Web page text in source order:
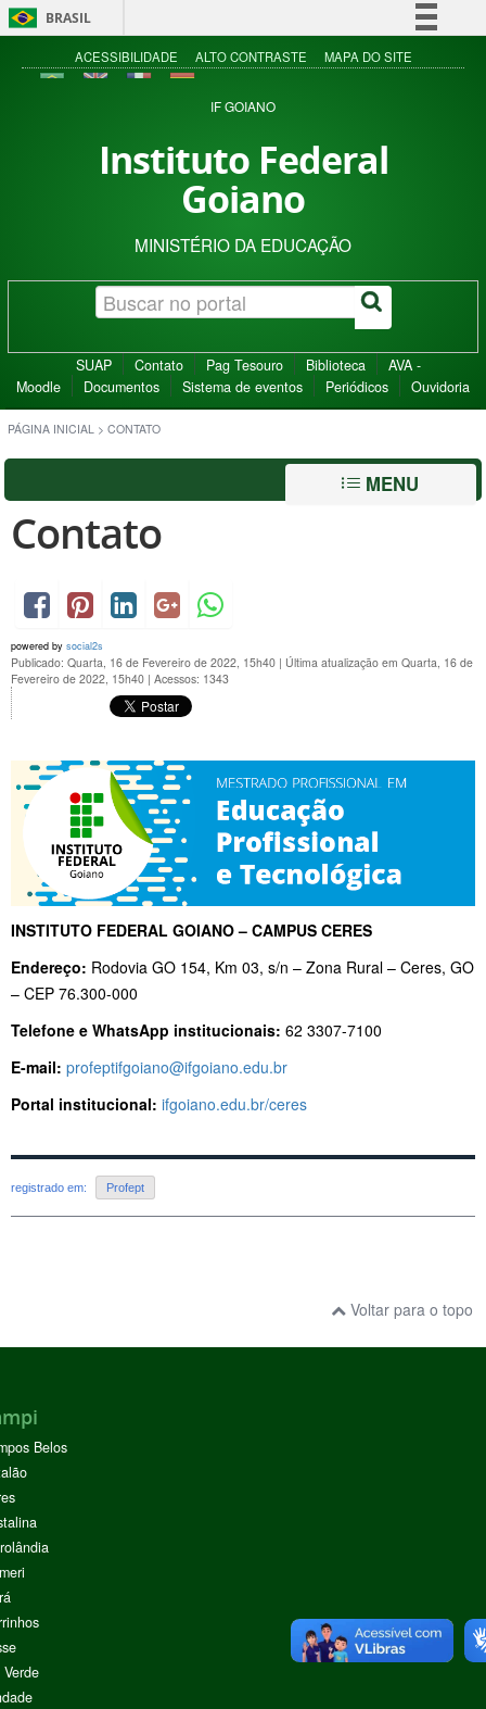
BRASIL
Simplifique!
Acesso à informação
ACESSIBILIDADE ALTO CONTRASTE MAPA DO SITE
IF GOIANO
Instituto Federal
Goiano
MINISTÉRIO DA EDUCAÇÃO
SUAP Contato Pag Tesouro Biblioteca
AVA -
Moodle
Documentos Sistema de eventos Periódicos Ouvidoria
PÁGINA INICIAL > CONTATO
MENU
Contato
powered by social2s
Publicado: Quarta, 16 de Fevereiro de 2022, 15h40 | Última atualização em Quarta, 16 de
Fevereiro de 2022, 15h40 | Acessos: 1343
INSTITUTO FEDERAL GOIANO – CAMPUS CERES
Endereço: Rodovia GO 154, Km 03, s/n – Zona Rural – Ceres, GO
– CEP 76.300-000
Telefone e WhatsApp institucionais: 62 3307-7100
E-mail: profeptifgoiano@ifgoiano.edu.br
Portal institucional: ifgoiano.edu.br/ceres
registrado em: Profept
Voltar para o topo
Belos